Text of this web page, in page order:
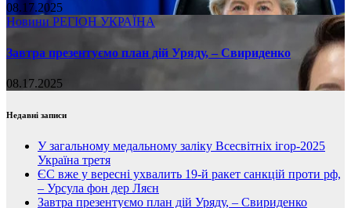
08.17.2025
Новини РЕГІОН УКРАЇНА
Завтра презентуємо план дій Уряду, – Свириденко
08.17.2025
Недавні записи
У загальному медальному заліку Всесвітніх ігор-2025
Україна третя
ЄС вже у вересні ухвалить 19-й ракет санкцій проти рф,
– Урсула фон дер Ляєн
Завтра презентуємо план дій Уряду, – Свириденко